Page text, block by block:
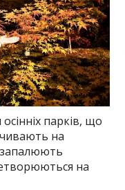
парків, що
на
запалюють
на